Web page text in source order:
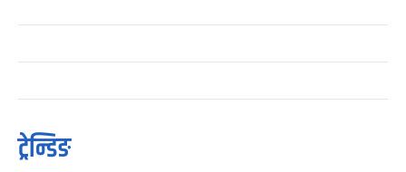
ट्रेन्डिङ